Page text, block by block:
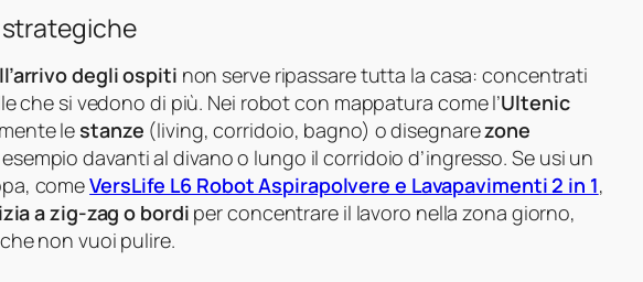
degli ospiti non serve ripassare tutta la casa: concentrati
che si vedono di più. Nei robot con mappatura come l’Ultenic
lestanze (living, corridoio, bagno) o disegnarezone
davanti al divano o lungo il corridoio d’ingresso. Se usi un
comeVersLife L6 Robot Aspirapolvere e Lavapavimenti 2 in 1,
a zig-zag o bordi per concentrare il lavoro nella zona giorno,
non vuoi pulire.